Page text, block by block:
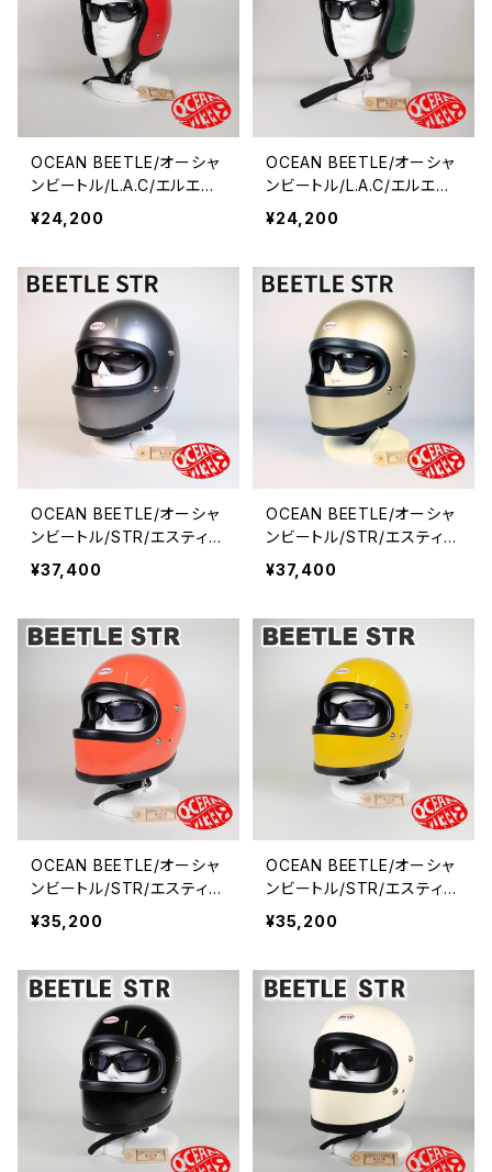
OCEAN BEETLE/オーシャ
ンビートル/L.A.C/エルエー
シー/レッド/ビートル/ヘルメ
ット/ジェットヘルメット/ジェ
¥24,200
OCEAN BEETLE/オーシャ
ンビートル/L.A.C/エルエー
シー/グリーン/ビートル/ヘ
ルメット/ジェットヘルメット/
メット
¥24,200
OCEAN BEETLE/オーシャ
ンビートル/STR/エスティア
ール/スペースグレイ/ビート
ル/ヘルメット/ジェットヘル
イス
¥37,400
OCEAN BEETLE/オーシャ
ンビートル/STR/エスティア
ール//ビートル/シャンパン
ゴールド/ヘルメット/ジェッ
ルフェイス
¥37,400
OCEAN BEETLE/オーシャ
ンビートル/STR/エスティア
ール/オレンジ/ビートル/ヘ
ルメット/ジェットヘルメット/
¥35,200
OCEAN BEETLE/オーシャ
ンビートル/STR/エスティア
ール/イエロー/ビートル/ヘ
ルメット/ジェットヘルメット/
¥35,200